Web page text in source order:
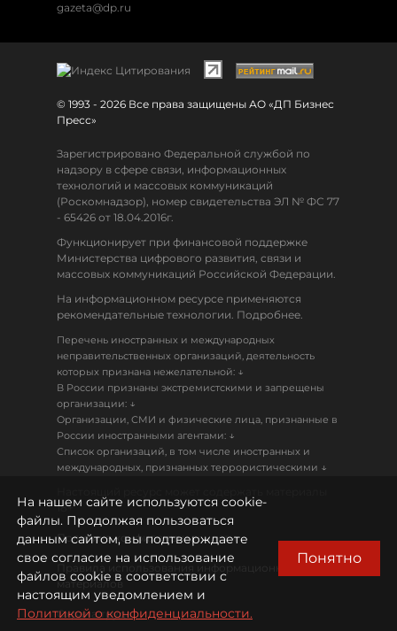
gazeta@dp.ru
© 1993 - 2026 Все права защищены АО «ДП Бизнес
Пресс»
Зарегистрировано Федеральной службой по
надзору в сфере связи, информационных
технологий и массовых коммуникаций
(Роскомнадзор), номер свидетельства ЭЛ № ФС 77
- 65426 от 18.04.2016г.
Функционирует при финансовой поддержке
Министерства цифрового развития, связи и
массовых коммуникаций Российской Федерации.
На информационном ресурсе применяются
рекомендательные технологии. Подробнее.
Перечень иностранных и международных
неправительственных организаций, деятельность
которых признана нежелательной: ↓
В России признаны экстремистскими и запрещены
организации: ↓
Организации, СМИ и физические лица, признанные в
России иностранными агентами: ↓
Список организаций, в том числе иностранных и
международных, признанных террористическими ↓
18+
Политика конфиденциальности
Правила использования информационных
материалов
Охрана труда
На нашем сайте используются cookie-
файлы. Продолжая пользоваться
данным сайтом, вы подтверждаете
свое согласие на использование
файлов cookie в соответствии с
настоящим уведомлением и
Политикой о конфиденциальности.
Понятно